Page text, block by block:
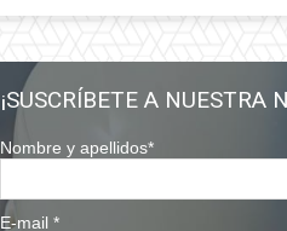
¡SUSCRÍBETE A NUESTRA
Nombre y apellidos*
E-mail*